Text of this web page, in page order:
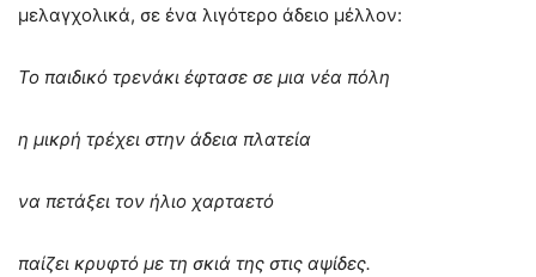
μελαγχολικά, σε ένα λιγότερο άδειο μέλλον:
Το παιδικό τρενάκι έφτασε σε μια νέα πόλη
η μικρή τρέχει στην άδεια πλατεία
να πετάξει τον ήλιο χαρταετό
παίζει κρυφτό με τη σκιά της στις αψίδες.